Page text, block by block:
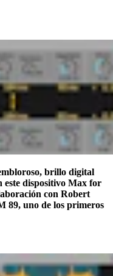
brillo digital
este dispositivo Max for
con Robert
89, uno de los primeros